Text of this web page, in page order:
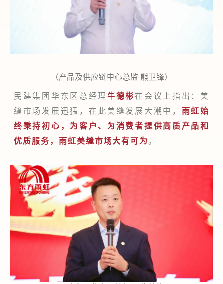
（产品及供应链中心总监 熊卫锋）
民建集团华东区总经理 牛德彬在会议上指出：美
缝市场发展迅猛，在此美缝发展大潮中， 雨虹始
终秉持初心，为客户、为消费者提供高质产品和
优质服务，雨虹美缝市场大有可为。